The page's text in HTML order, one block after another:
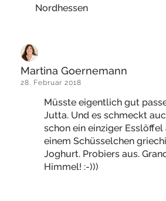
Nordhessen
Martina Goernemann
28. Februar 2018
Müsste eigentlich gut
Jutta. Und es schmeckt
schon ein einziger Esslöffel
einem Schüsselchen
Joghurt. Probiers aus.
Himmel! :-)))